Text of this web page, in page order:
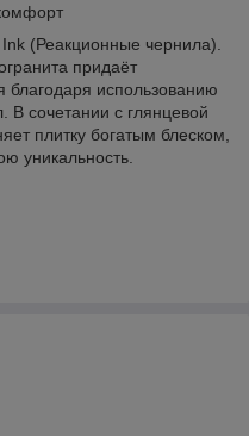
(Реакционные чернила).
придаёт
благодаря использованию
В сочетании с глянцевой
плитку богатым блеском,
уникальность.